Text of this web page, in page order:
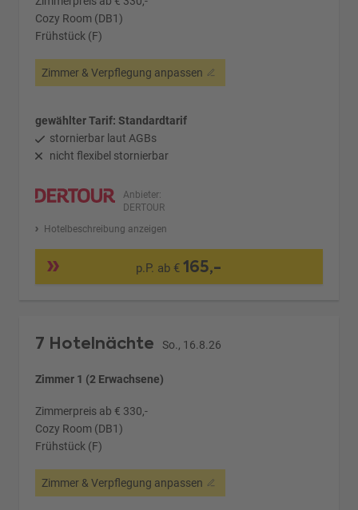
Cozy Room (DB1)
Frühstück (F)
Zimmer & Verpflegung anpassen
gewählter Tarif: Standardtarif
stornierbar laut AGBs
nicht flexibel stornierbar
Anbieter:
DERTOUR
Hotelbeschreibung anzeigen
p.P. ab €165,-
7 Hotelnächte So., 16.8.26
Zimmer 1 (2 Erwachsene)
Zimmerpreis ab € 330,-
Cozy Room (DB1)
Frühstück (F)
Zimmer & Verpflegung anpassen